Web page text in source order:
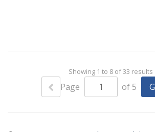
Showing 1 to 8 of 33 results
Page of 5